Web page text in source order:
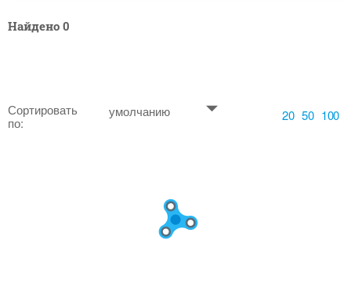
Найдено 0
Сортировать
по:
умолчанию 20 50 100